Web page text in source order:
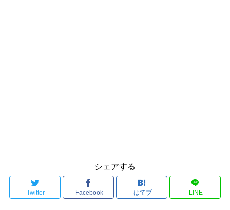
シェアする
Twitter Facebook はてブ LINE